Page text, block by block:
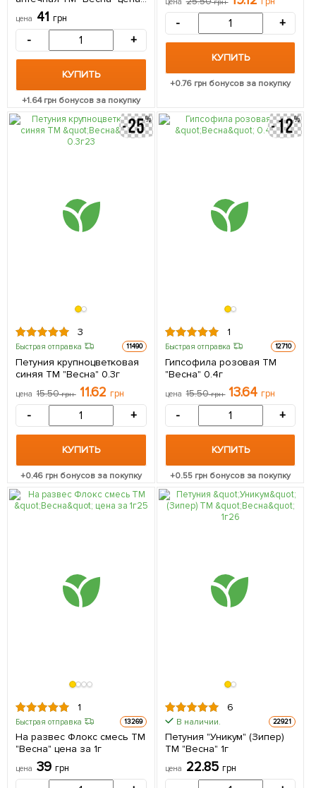
цена 41 грн
- +
КУПИТЬ
+1.64грн бонусов за покупку
- +
КУПИТЬ
+0.76 грн бонусов за покупку
3
Быстрая отправка 11490
Петуния крупноцветковая
синяя ТМ "Весна" 0.3г
цена 15.50грн 11.62 грн
- +
КУПИТЬ
+0.46 грн бонусов за покупку
1
Быстрая отправка 12710
Гипсофила розовая ТМ
"Весна" 0.4г
цена 15.50грн 13.64 грн
- +
КУПИТЬ
+0.55грн бонусов за покупку
1
Быстрая отправка 13269
На развес Флокс смесь ТМ
"Весна" цена за 1г
цена 39 грн
6
В наличии. 22921
Петуния "Уникум" (Зипер)
ТМ "Весна" 1г
цена 22.85 грн